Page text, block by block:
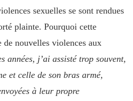
sexuelles se sont rendues
plainte. Pourquoi cette
nouvelles violences aux
années, j’ai assisté trop souvent,
et celle de son bras armé,
à leur propre